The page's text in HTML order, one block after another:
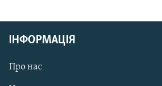
ІНФОРМАЦІЯ
Про нас